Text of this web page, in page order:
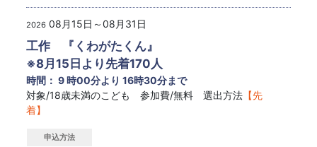
2026 08月15日～08月31日
工作 『くわがたくん』
※8月15日より先着170人
時間： 9 時00分より 16時30分まで
対象/18歳未満のこども 参加費/無料 選出方法 【先
着】
申込方法